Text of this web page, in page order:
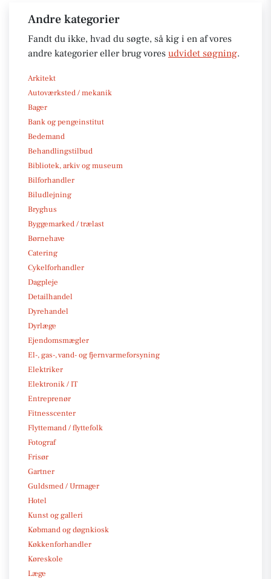
Andre kategorier
Fandt du ikke, hvad du søgte, så kig i en af vores
andre kategorier eller brug vores udvidet søgning.
Arkitekt
Autoværksted / mekanik
Bager
Bank og pengeinstitut
Bedemand
Behandlingstilbud
Bibliotek, arkiv og museum
Bilforhandler
Biludlejning
Bryghus
Byggemarked / trælast
Børnehave
Catering
Cykelforhandler
Dagpleje
Detailhandel
Dyrehandel
Dyrlæge
Ejendomsmægler
El-, gas-, vand- og fjernvarmeforsyning
Elektriker
Elektronik / IT
Entreprenør
Fitnesscenter
Flyttemand / flyttefolk
Fotograf
Frisør
Gartner
Guldsmed / Urmager
Hotel
Kunst og galleri
Købmand og døgnkiosk
Køkkenforhandler
Køreskole
Læge